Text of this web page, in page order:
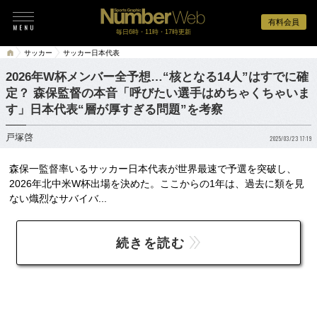
有料会員
毎日6時・11時・17時更新
サッカー サッカー日本代表
2026年W杯メンバー全予想…“核となる14人”はすでに確
定？ 森保監督の本音「呼びたい選手はめちゃくちゃいま
す」日本代表“層が厚すぎる問題”を考察
戸塚啓 2025/03/23 17:19
森保一監督率いるサッカー日本代表が世界最速で予選を突破し、
2026年北中米W杯出場を決めた。ここからの1年は、過去に類を見
ない熾烈なサバイバ...
続きを読む